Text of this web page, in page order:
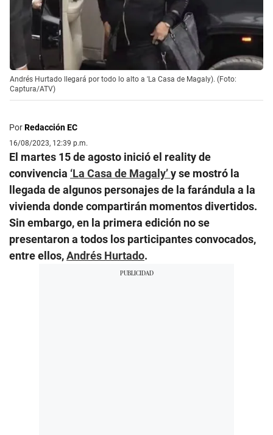
Andrés Hurtado llegará por todo lo alto a 'La Casa de Magaly). (Foto:
Captura/ATV)
PorRedacción EC
16/08/2023, 12:39 p.m.
El martes 15 de agosto inició el reality de
convivencia ‘La Casa de Magaly’y se mostró la
llegada de algunos personajes de la farándula a la
vivienda donde compartirán momentos divertidos.
Sin embargo, en la primera edición no se
presentaron a todos los participantes convocados,
entre ellos,Andrés Hurtado.